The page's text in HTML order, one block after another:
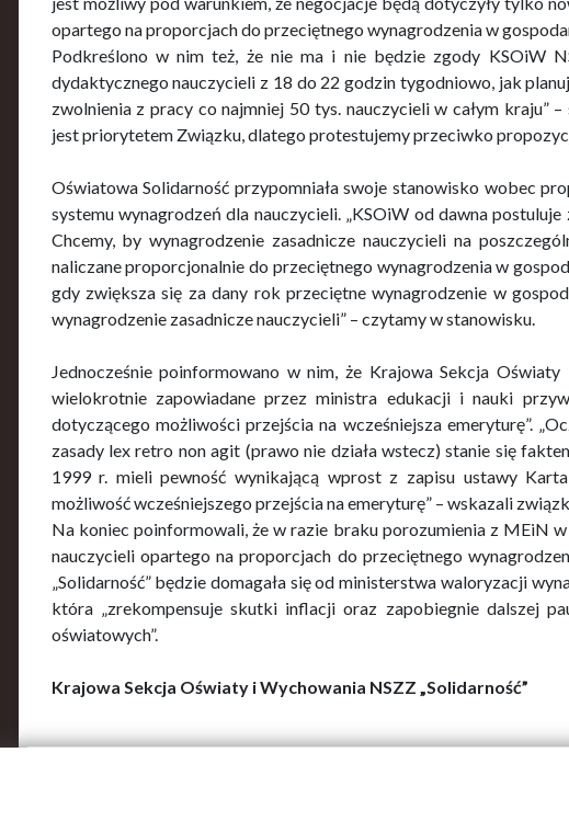
opartego na proporcjach do przeciętnego wynagrodzenia w
Podkreślono w nim też, że nie ma i nie będzie zgody KSOiW
dydaktycznego nauczycieli z 18 do 22 godzin tygodniowo, jak
zwolnienia z pracy co najmniej 50 tys. nauczycieli w całym kraju”
jest priorytetem Związku, dlatego protestujemy przeciwko
Oświatowa Solidarność przypomniała swoje stanowisko wobec
systemu wynagrodzeń dla nauczycieli. „KSOiW od dawna
Chcemy, by wynagrodzenie zasadnicze nauczycieli na
naliczane proporcjonalnie do przeciętnego wynagrodzenia w
gdy zwiększa się za dany rok przeciętne wynagrodzenie w
wynagrodzenie zasadnicze nauczycieli” – czytamy w stanowisku.
Jednocześnie poinformowano w nim, że Krajowa Sekcja
wielokrotnie zapowiadane przez ministra edukacji i nauki
dotyczącego możliwości przejścia na wcześniejsza emeryturę”.
zasady lex retro non agit (prawo nie działa wstecz) stanie się
1999 r. mieli pewność wynikającą wprost z zapisu ustawy
możliwość wcześniejszego przejścia na emeryturę” – wskazali
Na koniec poinformowali, że w razie braku porozumienia z MEiN
nauczycieli opartego na proporcjach do przeciętnego
„Solidarność” będzie domagała się od ministerstwa waloryzacji
która „zrekompensuje skutki inflacji oraz zapobiegnie dalszej
oświatowych”.
Krajowa Sekcja Oświaty i Wychowania NSZZ „Solidarność”